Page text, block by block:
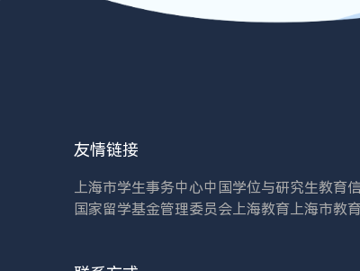
友情链接
上海市学生事务中心中国学位与研究生教育
国家留学基金管理委员会 上海教育 上海市教